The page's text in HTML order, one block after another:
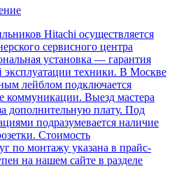
Hitachi осуществляется
сервисного центра
установка — гарантия
эксплуатации техники. В Москве
лейблом подключается
коммуникации. Выезд мастера
дополнительную плату. Под
подразумевается наличие
Стоимость
по монтажу указана в прайс-
на нашем сайте в разделе